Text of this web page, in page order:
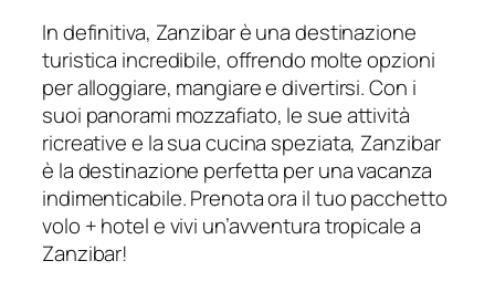
In definitiva, Zanzibar è una destinazione
turistica incredibile, offrendo molte opzioni
per alloggiare, mangiare e divertirsi. Con i
suoi panorami mozzafiato, le sue attività
ricreative e la sua cucina speziata, Zanzibar
è la destinazione perfetta per una vacanza
indimenticabile. Prenota ora il tuo pacchetto
volo + hotel e vivi un’avventura tropicale a
Zanzibar!